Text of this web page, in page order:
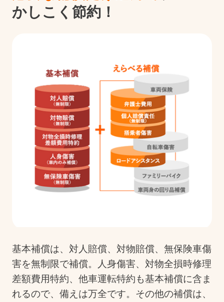
かしこく節約！
基本補償は、対人賠償、対物賠償、無保険車傷
害を無制限で補償。人身傷害、対物全損時修理
差額費用特約、他車運転特約も基本補償に含ま
れるので、備えは万全です。その他の補償は、